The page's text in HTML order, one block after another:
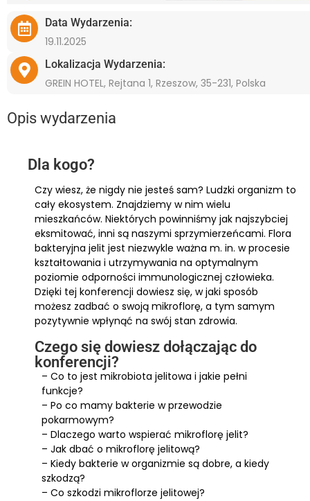
Data Wydarzenia:
19.11.2025
Lokalizacja Wydarzenia:
GREIN HOTEL, Rejtana 1, Rzeszow, 35-231, Polska
Opis wydarzenia
Dla kogo?
Czy wiesz, że nigdy nie jesteś sam? Ludzki organizm to
cały ekosystem. Znajdziemy w nim wielu
mieszkańców. Niektórych powinniśmy jak najszybciej
eksmitować, inni są naszymi sprzymierzeńcami. Flora
bakteryjna jelit jest niezwykle ważna m. in. w procesie
kształtowania i utrzymywania na optymalnym
poziomie odporności immunologicznej człowieka.
Dzięki tej konferencji dowiesz się, w jaki sposób
możesz zadbać o swoją mikroflorę, a tym samym
pozytywnie wpłynąć na swój stan zdrowia.
Czego się dowiesz dołączając do
konferencji?
– Co to jest mikrobiota jelitowa i jakie pełni
funkcje?
– Po co mamy bakterie w przewodzie
pokarmowym?
– Dlaczego warto wspierać mikroflorę jelit?
– Jak dbać o mikroflorę jelitową?
– Kiedy bakterie w organizmie są dobre, a kiedy
szkodzą?
– Co szkodzi mikroflorze jelitowej?